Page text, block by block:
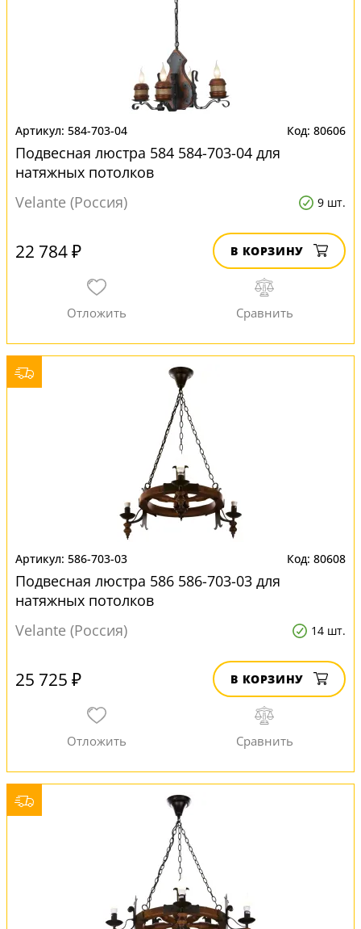
584-703-04 80606
Подвесная люстра 584 584-703-04 для
натяжных потолков
Velante (Россия)
9 шт.
22 784 ₽ В КОРЗИНУ
586-703-03 80608
Подвесная люстра 586 586-703-03 для
натяжных потолков
Velante (Россия)
14 шт.
25 725 ₽ В КОРЗИНУ